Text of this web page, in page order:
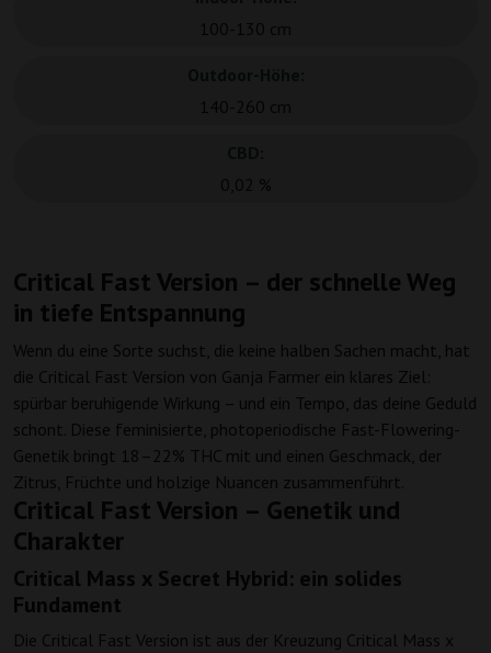
Critical Fast Version – der schnelle Weg
in tiefe Entspannung
Wenn du eine Sorte suchst, die keine halben Sachen macht, hat
die Critical Fast Version von Ganja Farmer ein klares Ziel:
spürbar beruhigende Wirkung – und ein Tempo, das deine Geduld
schont. Diese feminisierte, photoperiodische Fast-Flowering-
Genetik bringt 18–22% THC mit und einen Geschmack, der
Zitrus, Früchte und holzige Nuancen zusammenführt.
Critical Fast Version – Genetik und
Charakter
Critical Mass x Secret Hybrid: ein solides
Fundament
Die Critical Fast Version ist aus der Kreuzung Critical Mass x